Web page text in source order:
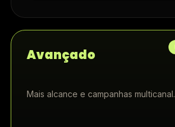
Avançado
Mais alcance e campanhas multicanal.